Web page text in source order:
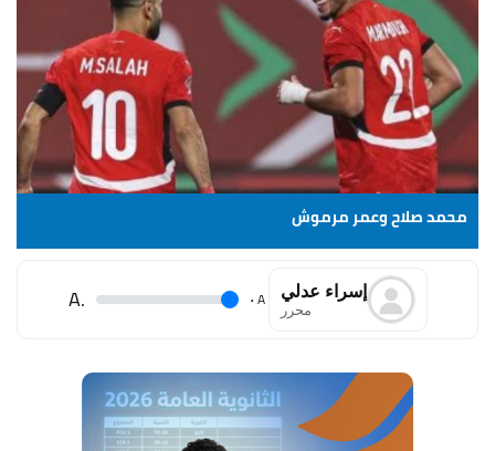
محمد صلاح وعمر مرموش
إسراء عدلي
محرر A
.
.A